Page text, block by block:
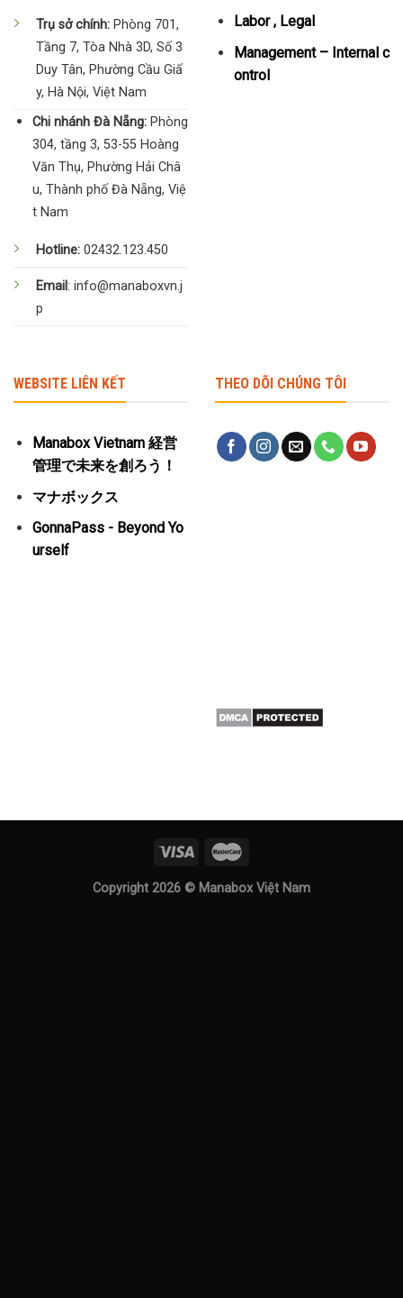
Trụ sở chính: Phòng 701,
Tầng 7, Tòa Nhà 3D, Số 3
Duy Tân, Phường Cầu Giấ
y, Hà Nội, Việt Nam
Chi nhánh Đà Nẵng:Phòng
304, tầng 3, 53-55 Hoàng
Văn Thụ, Phường Hải Châ
u, Thành phố Đà Nẵng, Việ
t Nam
Hotline: 02432.123.450
Email: info@manaboxvn.j
p
Labor , Legal
Management – Internal c
ontrol
WEBSITE LIÊN KẾT
Manabox Vietnam 経営
管理で未来を創ろう！
マナボックス
GonnaPass - Beyond Yo
urself
THEO DÕI CHÚNG TÔI
Copyright 2026 © Manabox Việt Nam